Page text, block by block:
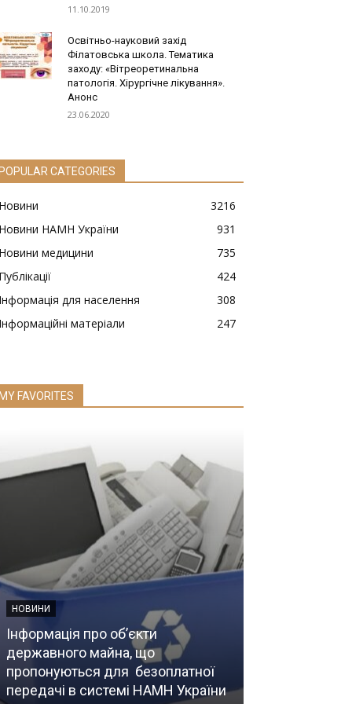
11.10.2019
Освітньо-науковий захід
Філатовська школа. Тематика
заходу: «Вітреоретинальна
патологія. Хірургічне лікування».
Анонс
23.06.2020
POPULAR CATEGORIES
Новини
3216
Новини НАМН України
931
Новини медицини
735
Публікації
424
Інформація для населення
308
Інформаційні матеріали
247
MY FAVORITES
НОВИНИ
Інформація про об’єкти
державного майна, що
пропонуються для безоплатної
передачі в системі НАМН України